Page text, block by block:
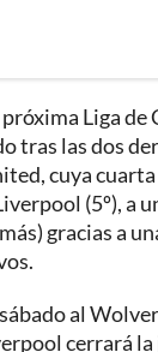
Liga de
tras las dos
cuya
(5º), a
gracias a
al
cerrará la